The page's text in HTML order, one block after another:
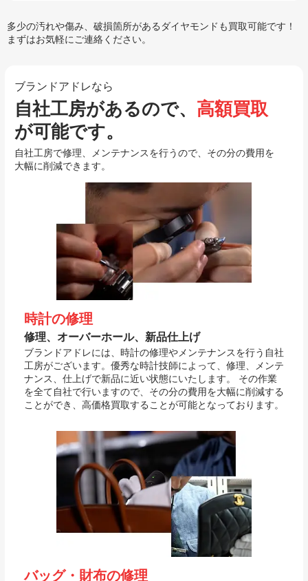
多少の汚れや傷み、破損箇所があるダイヤモンドも買取可能です！
まずはお気軽にご連絡ください。
ブランドアドレなら
自社工房があるので、 高額買取
が可能です。
自社工房で修理、メンテナンスを行うので、その分の費用を
大幅に削減できます。
時計の修理
修理、オーバーホール、新品仕上げ
ブランドアドレには、時計の修理やメンテナンスを行う自社
工房がございます。優秀な時計技師によって、修理、メンテ
ナンス、仕上げで新品に近い状態にいたします。 その作業
を全て自社で行いますので、その分の費用を大幅に削減する
ことができ、高価格買取することが可能となっております。
バッグ・財布の修理